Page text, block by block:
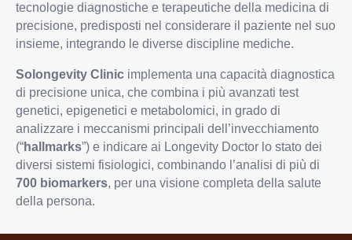
tecnologie diagnostiche e terapeutiche della medicina di
precisione, predisposti nel considerare il paziente nel suo
insieme, integrando le diverse discipline mediche.
Solongevity Clinic implementa una capacità diagnostica
di precisione unica, che combina i più avanzati test
genetici, epigenetici e metabolomici, in grado di
analizzare i meccanismi principali dell’invecchiamento
(“hallmarks”) e indicare ai Longevity Doctor lo stato dei
diversi sistemi fisiologici, combinando l’analisi di più di
700 biomarkers, per una visione completa della salute
della persona.